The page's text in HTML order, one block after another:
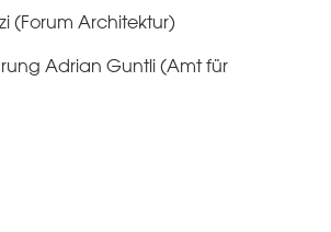
(Forum Architektur)
Adrian Guntli (Amt für